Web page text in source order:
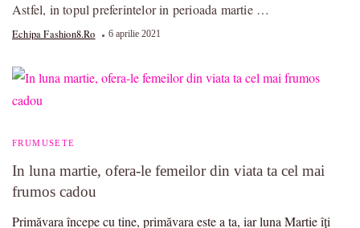
Astfel, in topul preferintelor in perioada martie …
Echipa Fashion8.ro 6 aprilie 2021
FRUMUSETE
In luna martie, ofera-le femeilor din viata ta cel mai
frumos cadou
Primăvara începe cu tine, primăvara este a ta, iar luna Martie îți